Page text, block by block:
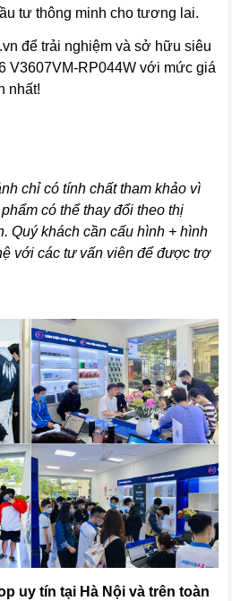
tư thông minh cho tương lai.
để trải nghiệm và sở hữu siêu
V3607VM-RP044W với mức giá
nhất!
chỉ có tính chất tham khảo vì
có thể thay đổi theo thị
Quý khách cần cấu hình + hình
với các tư vấn viên để được trợ
uy tín tại Hà Nội và trên toàn